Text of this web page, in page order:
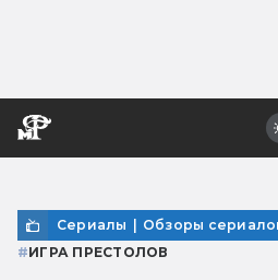
Сериалы | Обзоры
#ИГРА ПРЕСТОЛОВ